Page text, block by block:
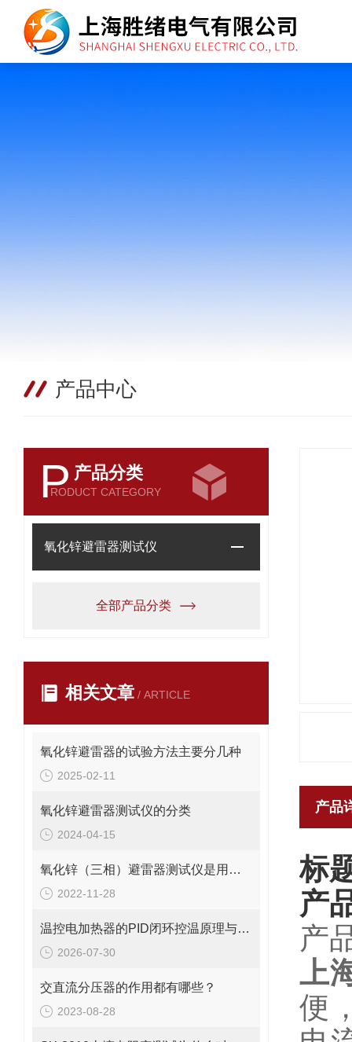
产品中心
P 产品分类
RODUCT CATEGORY
氧化锌避雷器测试仪
全部产品分类
相关文章 / ARTICLE
氧化锌避雷器的试验方法主要分几种
2025-02-11
氧化锌避雷器测试仪的分类
2024-04-15
氧化锌（三相）避雷器测试仪是用来做什么的？
2022-11-28
温控电加热器的PID闭环控温原理与结构设计详解
2026-07-30
交直流分压器的作用都有哪些？
2023-08-28
产品
标
产
产
上
便